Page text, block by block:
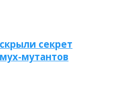
секрет
мутантов